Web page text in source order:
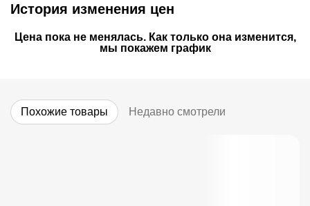
История изменения цен
Цена пока не менялась. Как только она изменится,
мы покажем график
Похожие товары Недавно смотрели